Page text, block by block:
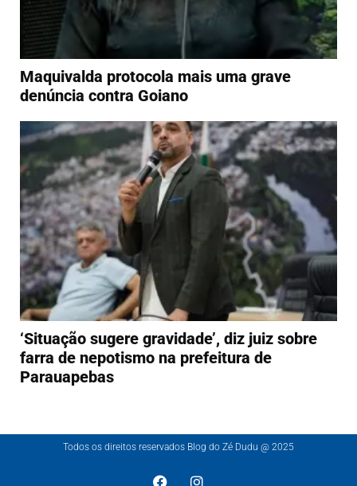
Maquivalda protocola mais uma grave
denúncia contra Goiano
‘Situação sugere gravidade’, diz juiz sobre
farra de nepotismo na prefeitura de
Parauapebas
Todos os direitos reservados Blog do Zé Dudu @ 2025